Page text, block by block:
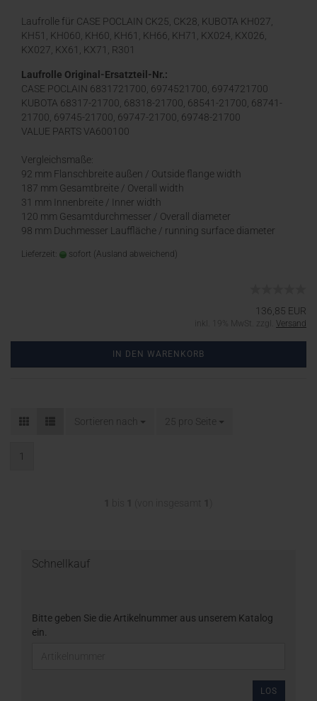
Laufrolle für CASE POCLAIN CK25, CK28, KUBOTA KH027,
KH51, KH060, KH60, KH61, KH66, KH71, KX024, KX026,
KX027, KX61, KX71, R301
Laufrolle Original-Ersatzteil-Nr.:
CASE POCLAIN 6831721700, 6974521700, 6974721700
KUBOTA 68317-21700, 68318-21700, 68541-21700, 68741-
21700, 69745-21700, 69747-21700, 69748-21700
VALUE PARTS VA600100
Vergleichsmaße:
92 mm Flanschbreite außen / Outside flange width
187 mm Gesamtbreite / Overall width
31 mm Innenbreite / Inner width
120 mm Gesamtdurchmesser / Overall diameter
98 mm Duchmesser Lauffläche / running surface diameter
Lieferzeit: sofort (Ausland abweichend)
136,85 EUR
inkl. 19% MwSt. zzgl. Versand
IN DEN WARENKORB
Sortieren nach 25 pro Seite
1
Schnellkauf
Bitte geben Sie die Artikelnummer aus unserem Katalog
ein.
LOS